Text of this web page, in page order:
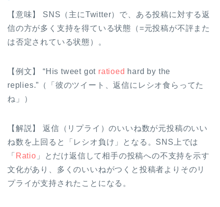
【意味】 SNS（主にTwitter）で、ある投稿に対する返
信の方が多く支持を得ている状態（=元投稿が不評また
は否定されている状態）。
【例文】 “His tweet got ratioed hard by the
replies.”（「彼のツイート、返信にレシオ食らってた
ね」）
【解説】 返信（リプライ）のいいね数が元投稿のいい
ね数を上回ると「レシオ負け」となる。SNS上では
「 Ratio 」とだけ返信して相手の投稿への不支持を示す
文化があり、多くのいいねがつくと投稿者よりそのリ
プライが支持されたことになる。